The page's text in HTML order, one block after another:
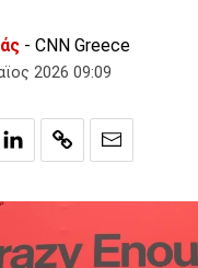
- CNN Greece
2026 09:09